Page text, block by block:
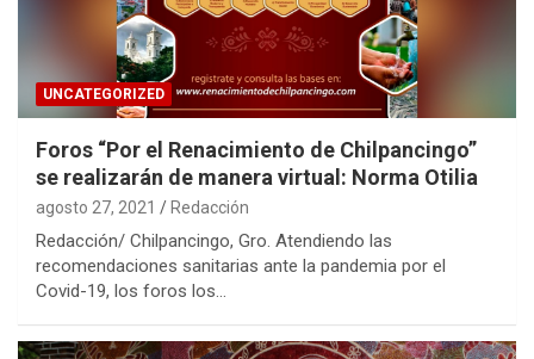
UNCATEGORIZED
Foros “Por el Renacimiento de Chilpancingo”
se realizarán de manera virtual: Norma Otilia
agosto 27, 2021 Redacción
Redacción/ Chilpancingo, Gro. Atendiendo las
recomendaciones sanitarias ante la pandemia por el
Covid-19, los foros los…